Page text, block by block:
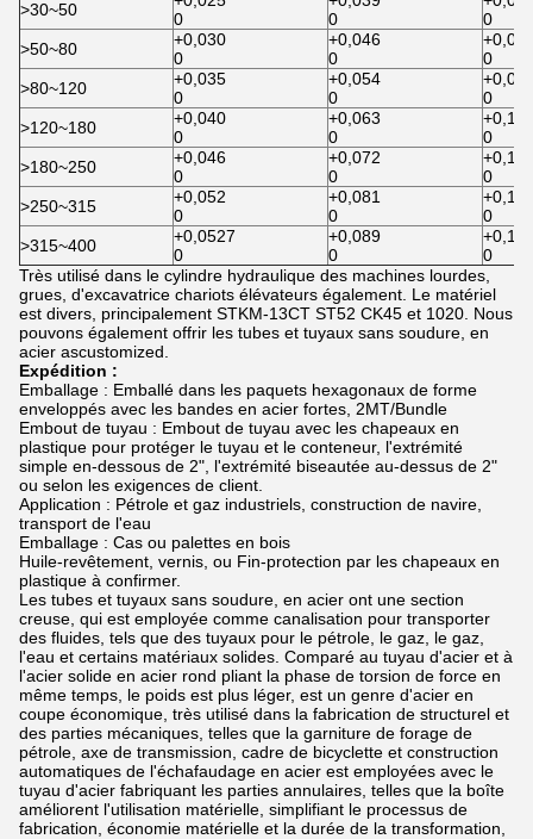
>30~50
0
0
0
>50~80
+0,030
0
+0,046
0
0
>80~120
+0,035
0
+0,054
0
0
>120~180
+0,040
0
+0,063
0
0
>180~250
+0,046
0
+0,072
0
+0,115
0
>250~315
+0,052
0
+0,081
0
0
>315~400
+0,0527
0
+0,089
0
0
Très utilisé dans le cylindre hydraulique des machines lourdes,
grues, d'excavatrice chariots élévateurs également. Le matériel
est divers, principalement STKM-13CT ST52 CK45 et 1020. Nous
pouvons également offrir les tubes et tuyaux sans soudure, en
acier ascustomized.
Expédition :
Emballage : Emballé dans les paquets hexagonaux de forme
enveloppés avec les bandes en acier fortes, 2MT/Bundle
Embout de tuyau : Embout de tuyau avec les chapeaux en
plastique pour protéger le tuyau et le conteneur, l'extrémité
simple en-dessous de 2", l'extrémité biseautée au-dessus de 2"
ou selon les exigences de client.
Application : Pétrole et gaz industriels, construction de navire,
transport de l'eau
Emballage : Cas ou palettes en bois
Huile-revêtement, vernis, ou Fin-protection par les chapeaux en
plastique à confirmer.
Les tubes et tuyaux sans soudure, en acier ont une section
creuse, qui est employée comme canalisation pour transporter
des fluides, tels que des tuyaux pour le pétrole, le gaz, le gaz,
l'eau et certains matériaux solides. Comparé au tuyau d'acier et à
l'acier solide en acier rond pliant la phase de torsion de force en
même temps, le poids est plus léger, est un genre d'acier en
coupe économique, très utilisé dans la fabrication de structurel et
des parties mécaniques, telles que la garniture de forage de
pétrole, axe de transmission, cadre de bicyclette et construction
automatiques de l'échafaudage en acier est employées avec le
tuyau d'acier fabriquant les parties annulaires, telles que la boîte
améliorent l'utilisation matérielle, simplifiant le processus de
fabrication, économie matérielle et la durée de la transformation,